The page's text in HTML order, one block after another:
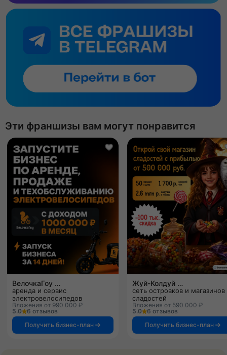
Эти франшизы вам могут понравится
ВелочкаГоу
аренда и сервис
электровелосипедов
Вложения от 990 000 ₽
5.0
6 отзывов
Получить бизнес-план
Жуй-Колдуй
сеть островков и магазинов
сладостей
Вложения от 590 000 ₽
5.0
6 отзывов
Получить бизнес-план